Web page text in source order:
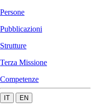
Persone
Pubblicazioni
Strutture
Terza Missione
Competenze
IT EN